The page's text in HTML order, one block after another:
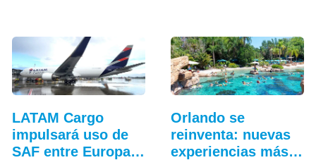
LATAM Cargo
impulsará uso de
SAF entre Europa y
Orlando se
reinventa: nuevas
experiencias más